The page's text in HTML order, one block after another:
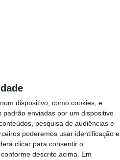
dispositivo, como cookies, e
enviadas por um dispositivo
pesquisa de audiências e
poderemos usar identificação e
clicar para consentir o
descrito acima. Em
a comunidade
entre os jovens e o
o
e
da região.